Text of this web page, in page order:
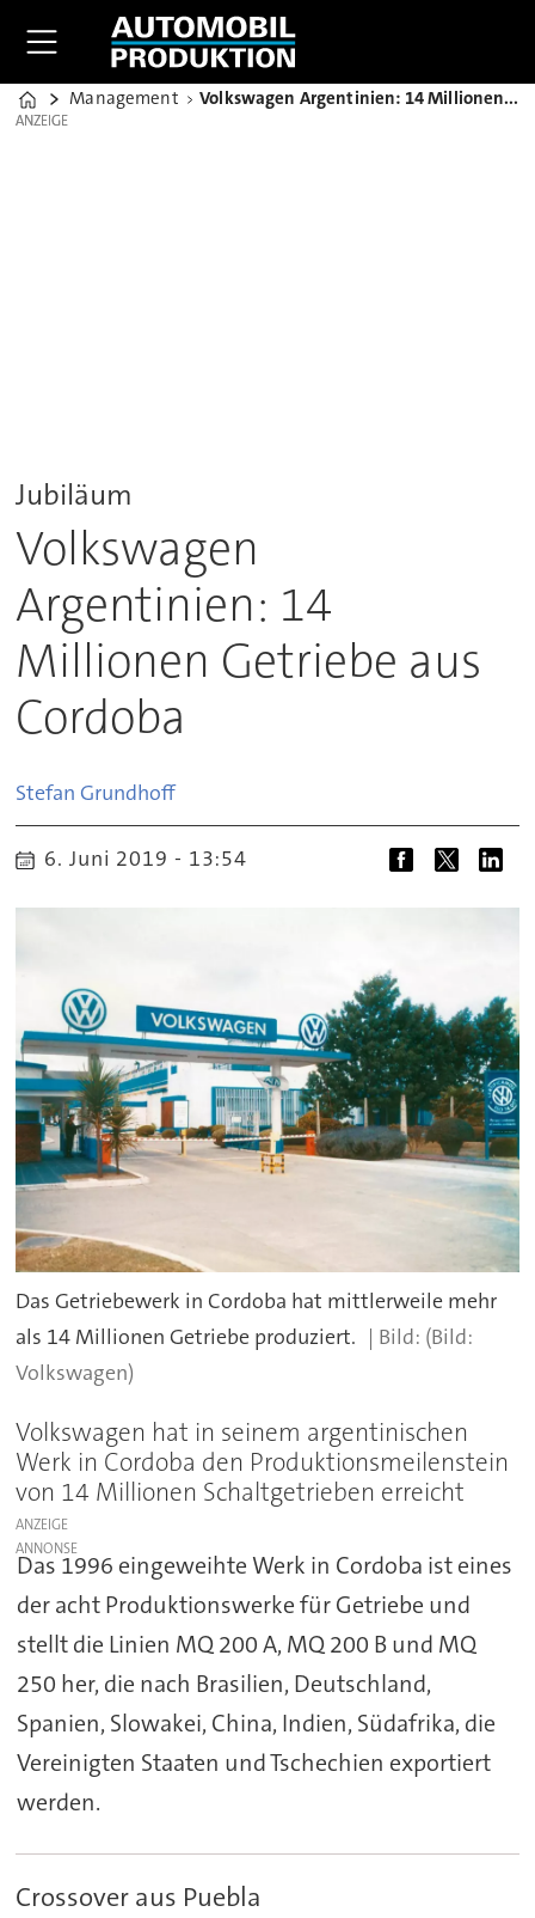
Home
Management Volkswagen Argentinien: 14 Millionen Getriebe aus Cordoba
ANZEIGE
ANZEIGE
Jubiläum
Volkswagen
Argentinien: 14
Millionen Getriebe aus
Cordoba
Stefan Grundhoff
6. Juni 2019 - 13:54
Das Getriebewerk in Cordoba hat mittlerweile mehr
als 14 Millionen Getriebe produziert.
(Bild:
Volkswagen)
Volkswagen hat in seinem argentinischen
Werk in Cordoba den Produktionsmeilenstein
von 14 Millionen Schaltgetrieben erreicht
ANZEIGE
Das 1996 eingeweihte Werk in Cordoba ist eines
der acht Produktionswerke für Getriebe und
stellt die Linien MQ 200 A, MQ 200 B und MQ
250 her, die nach Brasilien, Deutschland,
Spanien, Slowakei, China, Indien, Südafrika, die
Vereinigten Staaten und Tschechien exportiert
werden.
Crossover aus Puebla